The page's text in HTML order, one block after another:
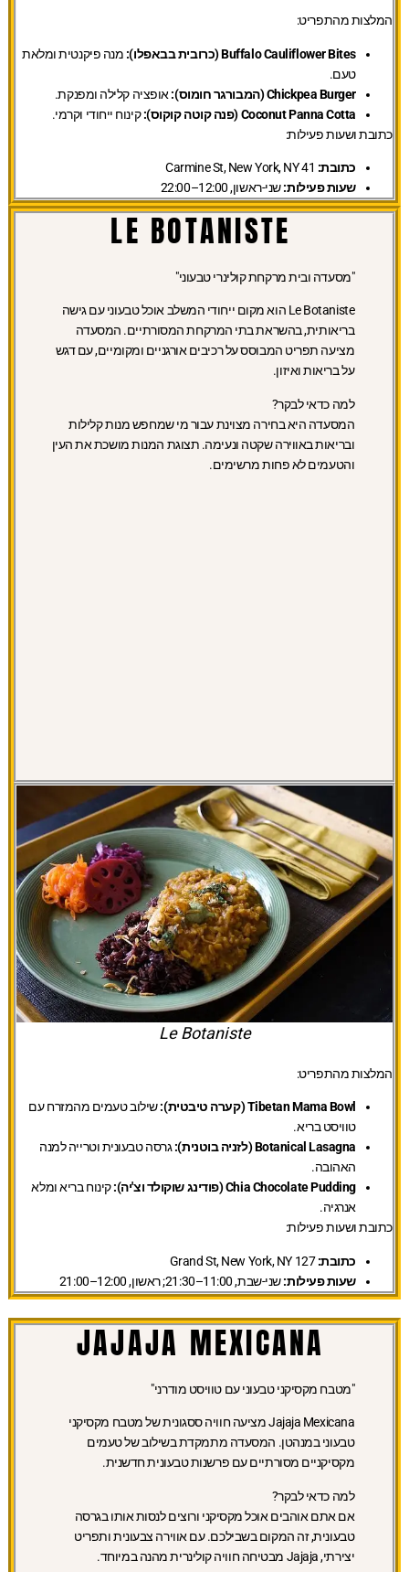
המלצות מהתפריט:
Buffalo Cauliflower Bites (כרובית בבאפלו):
מנה פיקנטית ומלאת
טעם.
Chickpea Burger (המבורגר חומוס):
אופציה קלילה ומפנקת.
Coconut Panna Cotta (פנה קוטה קוקוס):
קינוח ייחודי וקרמי.
כתובת ושעות פעילות:
כתובת:
שעות פעילות:שני-ראשון, 12:00–22:00
LE BOTANISTE
"מסעדה ובית מרקחת קולינרי טבעוני"
Le Botaniste הוא מקום ייחודי המשלב אוכל טבעוני עם גישה
בריאותית, בהשראת בתי המרקחת המסורתיים. המסעדה
מציעה תפריט המבוסס על רכיבים אורגניים ומקומיים, עם דגש
על בריאות ואיזון.
למה כדאי לבקר?
המסעדה היא בחירה מצוינת עבור מי שמחפש מנות קלילות
ובריאות באווירה שקטה ונעימה. תצוגת המנות מושכת את העין
והטעמים לא פחות מרשימים.
Le Botaniste
המלצות מהתפריט:
Tibetan Mama Bowl (קערה טיבטית):
שילוב טעמים מהמזרח עם
טוויסט בריא.
Botanical Lasagna (לזניה בוטנית):
גרסה טבעונית וטרייה למנה
האהובה.
Chia Chocolate Pudding (פודינג שוקולד וצ'יה):
קינוח בריא ומלא
אנרגיה.
כתובת ושעות פעילות:
כתובת:127 Grand St, New York, NY
שעות פעילות:שני-שבת, 11:00–21:30; ראשון, 12:00–21:00
JAJAJA MEXICANA
"מטבח מקסיקני טבעוני עם טוויסט מודרני"
Jajaja Mexicana מציעה חוויה ססגונית של מטבח מקסיקני
טבעוני במנהטן. המסעדה מתמקדת בשילוב של טעמים
מקסיקניים מסורתיים עם פרשנות טבעונית חדשנית.
למה כדאי לבקר?
אם אתם אוהבים אוכל מקסיקני ורוצים לנסות אותו בגרסה
טבעונית, זה המקום בשבילכם. עם אווירה צבעונית ותפריט
יצירתי, Jajaja מבטיחה חוויה קולינרית מהנה במיוחד.